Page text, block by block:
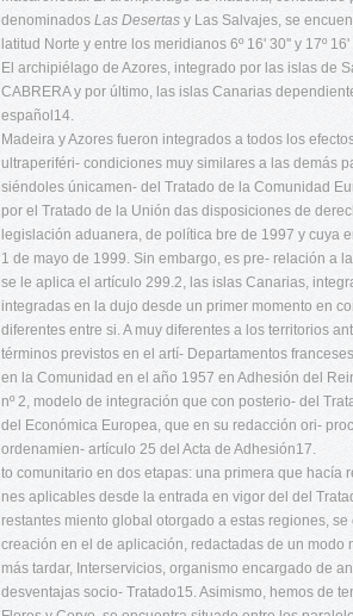
denominados Las Desertas y Las Salvajes, se
latitud Norte y entre los meridianos 6º 16' 30'' y 17º
El archipiélago de Azores, integrado por las islas de
CABRERA y por último, las islas Canarias
español14.
Madeira y Azores fueron integrados a todos los
ultraperiféri- condiciones muy similares a las demás
siéndoles únicamen- del Tratado de la Comunidad
por el Tratado de la Unión das disposiciones de
legislación aduanera, de política bre de 1997 y cuya
1 de mayo de 1999. Sin embargo, es pre- relación a
se le aplica el artículo 299.2, las islas Canarias,
integradas en la dujo desde un primer momento en
diferentes entre si. A muy diferentes a los territorios
términos previstos en el artí- Departamentos
en la Comunidad en el año 1957 en Adhesión del
nº 2, modelo de integración que con posterio- del
del Económica Europea, que en su redacción ori-
ordenamien- artículo 25 del Acta de Adhesión17.
to comunitario en dos etapas: una primera que
nes aplicables desde la entrada en vigor del del
restantes miento global otorgado a estas regiones,
creación en el de aplicación, redactadas de un
más tardar, Interservicios, organismo encargado de
desventajas socio- Tratado15. Asimismo, hemos de